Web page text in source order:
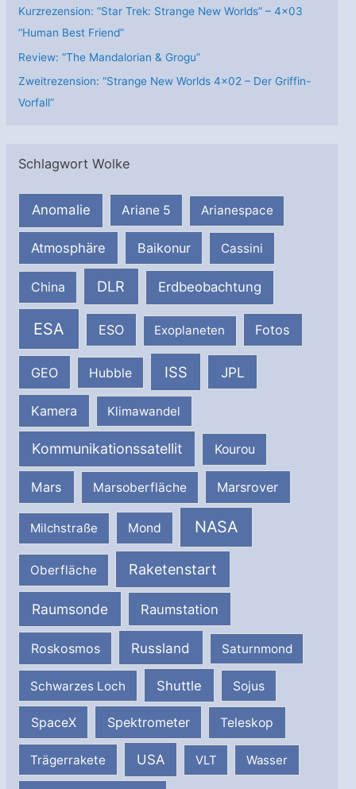
Kurzrezension: “Star Trek: Strange New Worlds” – 4×03
“Human Best Friend”
Review: “The Mandalorian & Grogu”
Zweitrezension: “Strange New Worlds 4×02 – Der Griffin-
Vorfall”
Schlagwort Wolke
Anomalie Ariane 5 Arianespace
Atmosphäre Baikonur Cassini
China DLR Erdbeobachtung
ESA ESO Exoplaneten Fotos
GEO Hubble ISS JPL
Kamera Klimawandel
Kommunikationssatellit Kourou
Mars Marsoberfläche Marsrover
Milchstraße Mond NASA
Oberfläche Raketenstart
Raumsonde Raumstation
Roskosmos Russland Saturnmond
Schwarzes Loch Shuttle Sojus
SpaceX Spektrometer Teleskop
Trägerrakete USA VLT Wasser